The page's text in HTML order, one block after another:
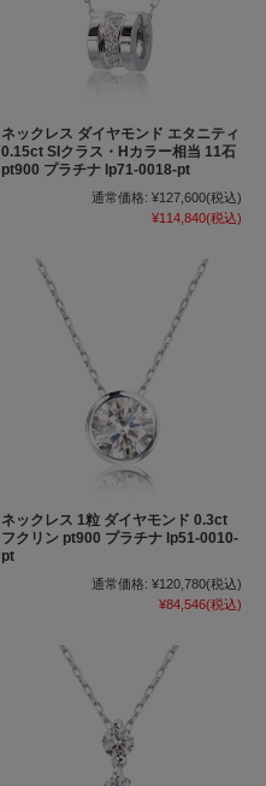
ネックレス ダイヤモンド エタニティ
0.15ct SIクラス・Hカラー相当 11石
pt900 プラチナ lp71-0018-pt
通常価格: ¥127,600(税込)
¥114,840(税込)
ネックレス 1粒 ダイヤモンド 0.3ct
フクリン pt900 プラチナ lp51-0010-
pt
通常価格: ¥120,780(税込)
¥84,546(税込)